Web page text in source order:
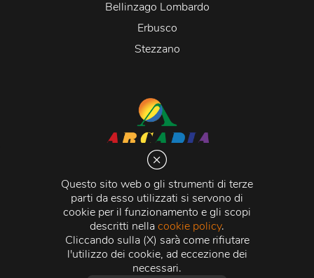
Questo sito web o gli strumenti di terze
parti da esso utilizzati si servono di
cookie per il funzionamento e gli scopi
descritti nellacookie policy.
Cliccando sulla (X) sarà come rifiutare
l'utilizzo dei cookie, ad eccezione dei
necessari.
Bellinzago Lombardo
Erbusco
Stezzano
Via Martiri della Libertà 20066 Melzo (MI)
C.C.I.A.A. - R.E.A di Milano n. 1427910
Registro delle Imprese di Milano n. 338392 -
Fiscale e Partita Iva11015840157 | Capitale Sociale
500.000,00 i.v.
Credits:Crea Informatica S.r.l. 2026 © Tutti i diritti
riservati.